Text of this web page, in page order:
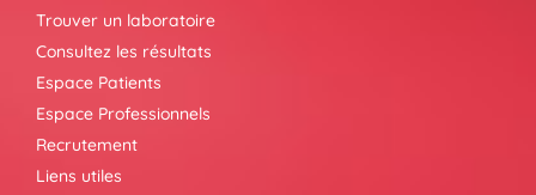
Trouver un laboratoire
Consultez les résultats
Espace Patients
Espace Professionnels
Recrutement
Liens utiles